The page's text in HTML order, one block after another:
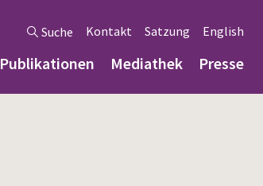
Suche Kontakt Satzung English
Publikationen Mediathek Presse